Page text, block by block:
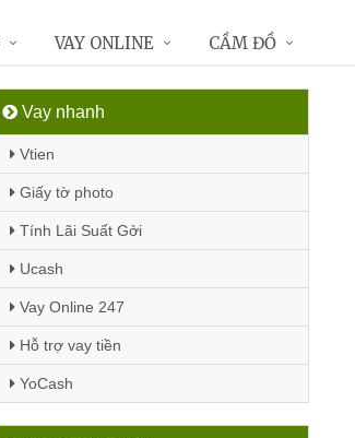
Vay nhanh
Vtien
Giấy tờ photo
Tính Lãi Suất Gởi
Ucash
Vay Online 247
Hỗ trợ vay tiền
YoCash
VAY ONLINE CẦM ĐỒ